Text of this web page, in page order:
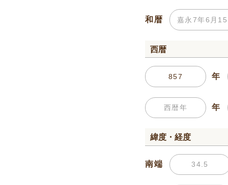
和暦
西暦
年
年
緯度・経度
南端